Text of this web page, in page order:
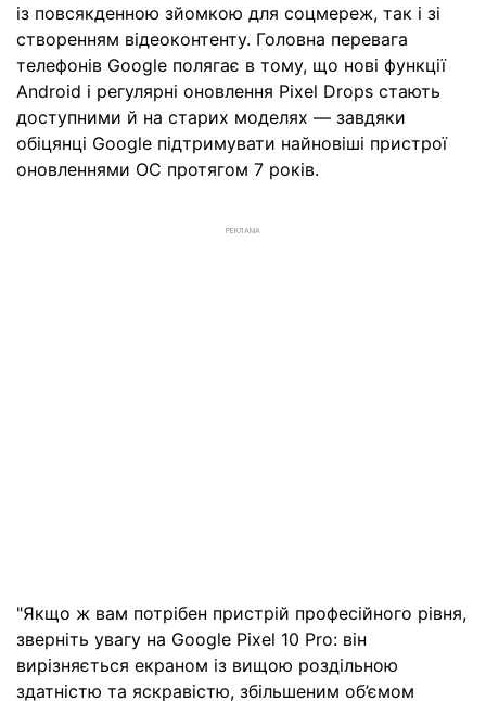
із повсякденною зйомкою для соцмереж, так і зі
створенням відеоконтенту. Головна перевага
телефонів Google полягає в тому, що нові функції
Android і регулярні оновлення Pixel Drops стають
доступними й на старих моделях — завдяки
обіцянці Google підтримувати найновіші пристрої
оновленнями ОС протягом 7 років.
РЕКЛАМА
"Якщо ж вам потрібен пристрій професійного рівня,
зверніть увагу на Google Pixel 10 Pro: він
вирізняється екраном із вищою роздільною
здатністю та яскравістю, збільшеним об’ємом